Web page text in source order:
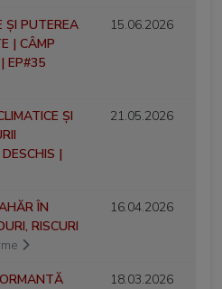
ȘI PUTEREA
| CÂMP
EP#35
15.06.2026
ȘI
|
21.05.2026
ÎN
RISCURI
16.04.2026
18.03.2026